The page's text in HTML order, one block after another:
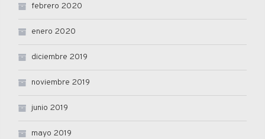
febrero 2020
enero 2020
diciembre 2019
noviembre 2019
junio 2019
mayo 2019